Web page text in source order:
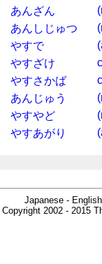
あんざん
あんしじゅつ
やすで
やすざけ
やすさかば
あんじゅう
やすやど
やすあがり
Japanese -
Copyright 2002 - 2015